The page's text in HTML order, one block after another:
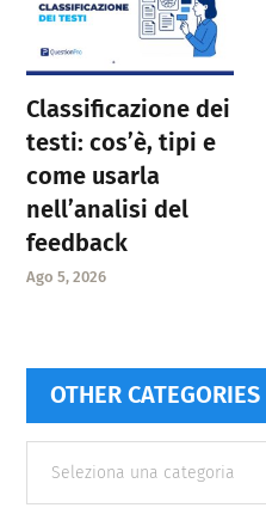
Classificazione dei
testi: cos’è, tipi e
come usarla
nell’analisi del
feedback
Ago 5, 2026
OTHER CATEGORIES
categories